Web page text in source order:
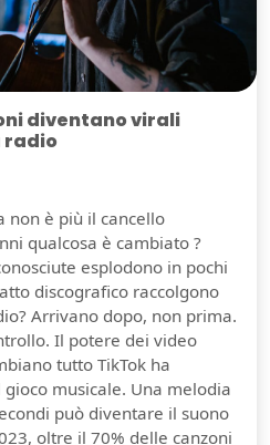
diventano virali
radio
non è più il cancello
qualcosa è cambiato ?
esplodono in pochi
discografico raccolgono
Arrivano dopo, non prima.
Il potere dei video
tutto TikTok ha
musicale. Una melodia
può diventare il suono
oltre il 70% delle canzoni